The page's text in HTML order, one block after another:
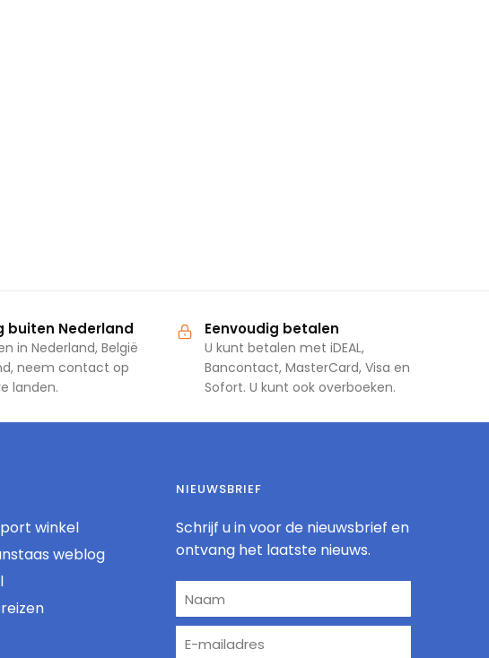
buiten Nederland
in Nederland, België
neem contact op
landen.
Eenvoudig betalen
U kunt betalen met iDEAL,
Bancontact, MasterCard, Visa en
Sofort. U kunt ook overboeken.
winkel
weblog
NIEUWSBRIEF
Schrijf u in voor de nieuwsbrief en
ontvang het laatste nieuws.